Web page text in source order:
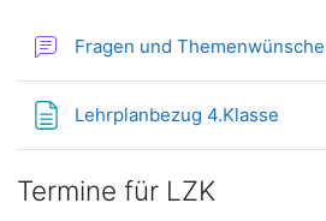
Fragen und
Lehrplanbezug 4.Klasse
Termine für LZK